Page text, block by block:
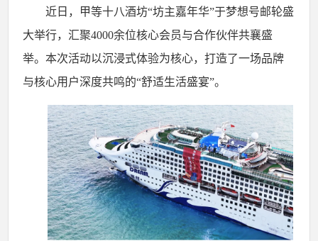
近日，甲等十八酒坊“坊主嘉年华”于梦想号邮轮盛
大举行，汇聚4000余位核心会员与合作伙伴共襄盛
举。本次活动以沉浸式体验为核心，打造了一场品牌
与核心用户深度共鸣的“舒适生活盛宴”。